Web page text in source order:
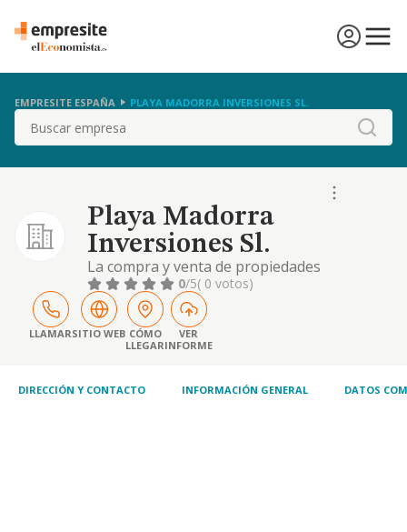
EMPRESITE ESPAÑA PLAYA MADORRA INVERSIONES SL.
Buscar
Playa Madorra
Inversiones Sl.
La compra y venta de propiedades
inmobiliarias para su alquiler y tenencia
0/5( 0 votos)
LLAMARSITIO WEB CÓMO
LLEGAR
VER
INFORME
DIRECCIÓN Y CONTACTO INFORMACIÓN GENERAL DATOS